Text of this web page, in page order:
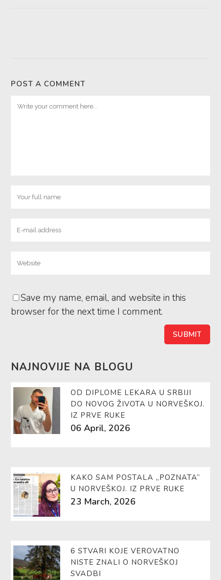
POST A COMMENT
Save my name, email, and website in this
browser for the next time I comment.
NAJNOVIJE NA BLOGU
OD DIPLOME LEKARA U SRBIJI
DO NOVOG ŽIVOTA U NORVEŠKOJ.
IZ PRVE RUKE
06 April, 2026
KAKO SAM POSTALA „POZNATA“
U NORVEŠKOJ. IZ PRVE RUKE
23 March, 2026
6 STVARI KOJE VEROVATNO
NISTE ZNALI O NORVEŠKOJ
SVADBI